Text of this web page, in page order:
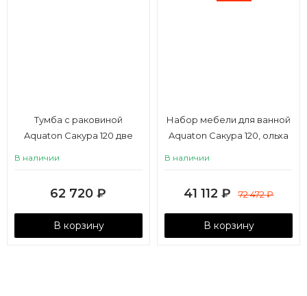
Тумба с раковиной
Aquaton Сакура 120 две
В наличии
62 720 ₽
В корзину
Набор мебели для ванной
Aquaton Сакура 120, ольха
В наличии
41 112 ₽ 72 472₽
В корзину